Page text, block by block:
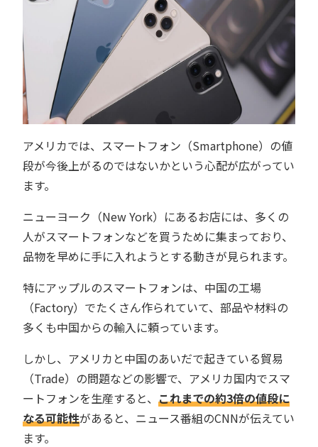
アメリカでは、スマートフォン（Smartphone）の値
段が今後上がるのではないかという心配が広がってい
ます。
ニューヨーク（New York）にあるお店には、多くの
人がスマートフォンなどを買うために集まっており、
品物を早めに手に入れようとする動きが見られます。
特にアップルのスマートフォンは、中国の工場
（Factory）でたくさん作られていて、部品や材料の
多くも中国からの輸入に頼っています。
しかし、アメリカと中国のあいだで起きている貿易
（Trade）の問題などの影響で、アメリカ国内でスマ
ートフォンを生産すると、 これまでの約3倍の値段に
なる可能性があると、ニュース番組のCNNが伝えてい
ます。